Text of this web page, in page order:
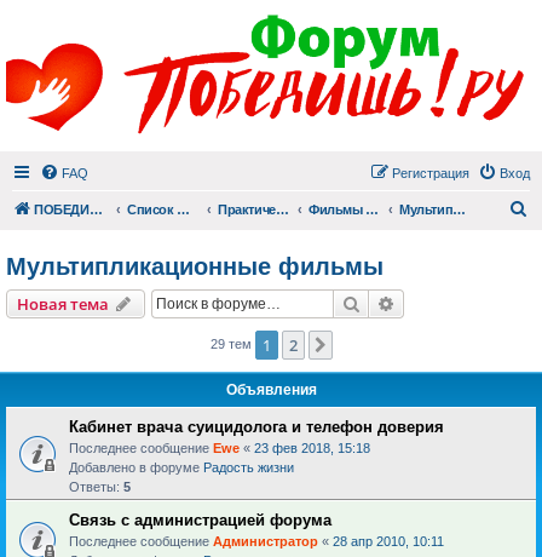
FAQ Вход
Регистрация
ПОБЕДИШЬ.РУ Список форумов Практический раздел Фильмы для души Мультипликационные фильмы
Мультипликационные фильмы
Новая тема Поиск
29 тем 1 2
Объявления
Кабинет врача суицидолога и телефон доверия
Последнее сообщение Ewe « 23 фев 2018, 15:18
Добавлено в форуме Радость жизни
Ответы: 5
Связь с администрацией форума
Последнее сообщение Администратор « 28 апр 2010, 10:11